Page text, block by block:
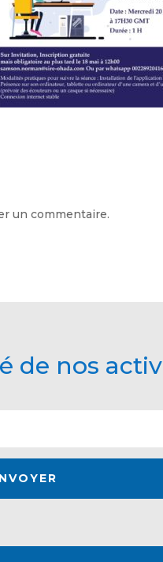
un commentaire.
de nos